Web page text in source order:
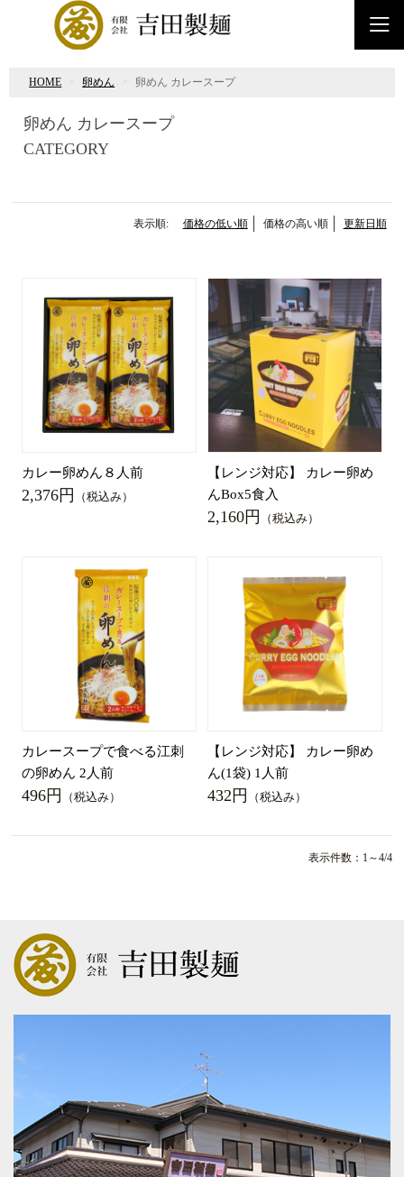
HOME 卵めん 卵めん カレースープ
CATEGORY
卵めん カレースープ
表示順: 価格の低い順 価格の高い順 更新日順
カレー卵めん８人前
2,376円 （税込み）
【レンジ対応】 カレー卵め
んBox5食入
2,160円 （税込み）
カレースープで食べる江刺
の卵めん 2人前
496円 （税込み）
【レンジ対応】 カレー卵め
ん(1袋) 1人前
432円 （税込み）
表示件数：1～4/4